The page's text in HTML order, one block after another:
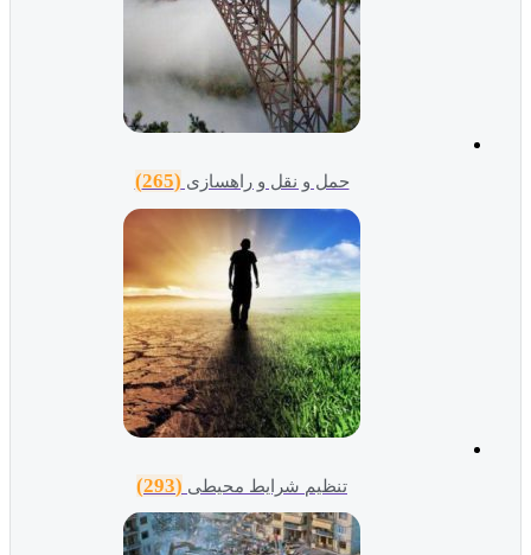
حمل و نقل و راهسازی (265)
تنظیم شرایط محیطی (293)